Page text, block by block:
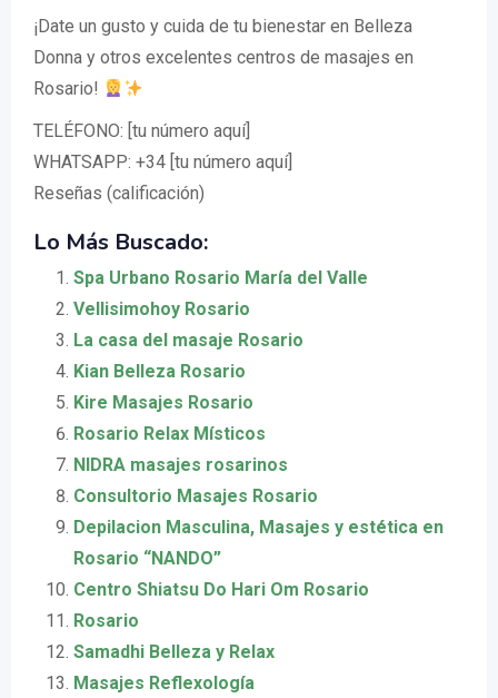
¡Date un gusto y cuida de tu bienestar en Belleza
Donna y otros excelentes centros de masajes en
Rosario!
TELÉFONO: [tu número aquí]
WHATSAPP: +34 [tu número aquí]
Reseñas (calificación)
Lo Más Buscado:
Spa Urbano Rosario María del Valle
Vellisimohoy Rosario
La casa del masaje Rosario
Kian Belleza Rosario
Kire Masajes Rosario
Rosario Relax Místicos
NIDRA masajes rosarinos
Consultorio Masajes Rosario
Depilacion Masculina, Masajes y estética en
Rosario “NANDO”
Centro Shiatsu Do Hari Om Rosario
Rosario
Samadhi Belleza y Relax
Masajes Reflexología